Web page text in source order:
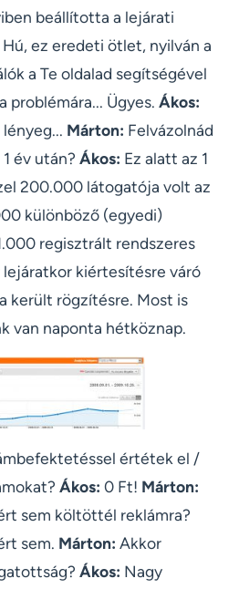
beállította a lejárati
Hú, ez eredeti ötlet, nyilván a
a Te oldalad segítségével
problémára... Ügyes.Ákos:
Márton: Felvázolnád
év után?Ákos: Ez alatt az 1
200.000 látogatója volt az
különböző (egyedi)
regisztrált rendszeres
lejáratkor kiértesítésre váró
került rögzítésre. Most is
van naponta hétköznap.
értétek el /
Ákos: 0 Ft! Márton:
sem költöttél reklámra?
sem. Márton: Akkor
Ákos: Nagy